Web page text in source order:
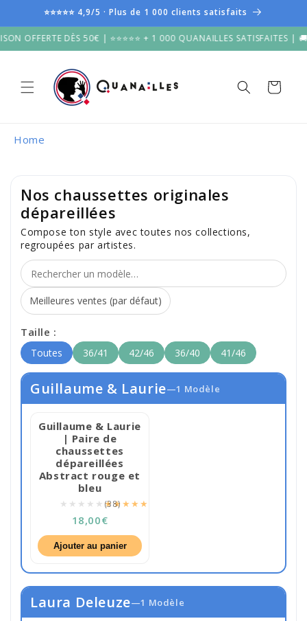
passer
au
contenu
⭐⭐⭐⭐⭐ 4,9/5 · Plus de 1 000 clients satisfaits
OFFERTE DÈS 50€ | ⭐⭐⭐⭐⭐ + 1 000 QUANAILLES SATISFAITES | 🚚
Panier
Home
Nos chaussettes originales
dépareillées
Compose ton style avec toutes nos collections,
regroupées par artistes.
Trier
Taille :
Toutes 36/41 42/46 36/40 41/46
Guillaume & Laurie—1 Modèle
🔥 Best-seller
Guillaume & Laurie
| Paire de
chaussettes
dépareillées
Abstract rouge et
bleu
★★★★★ ★★★★★
(38)
18,00€
Ajouter au panier
Laura Deleuze—1 Modèle